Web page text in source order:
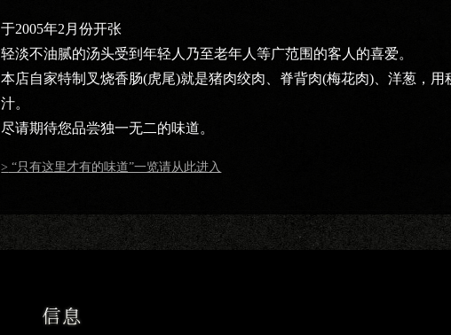
于2005年2月份开张
轻淡不油腻的汤头受到年轻人乃至老年人等广范围的客人的喜爱。
本店自家特制叉烧香肠(虎尾)就是猪肉绞肉、脊背肉(梅花肉)、洋葱，
汁。
尽请期待您品尝独一无二的味道。
“只有这里才有的味道”一览请从此进入